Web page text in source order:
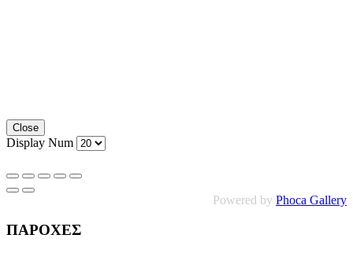
Close
Display Num
Powered by Phoca Gallery
ΠΑΡΟΧΕΣ